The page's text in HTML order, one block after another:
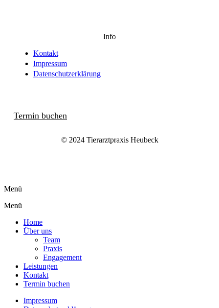
Info
Kontakt
Impressum
Datenschutzerklärung
Termin buchen
© 2024 Tierarztpraxis Heubeck
Menü
Menü
Home
Über uns
Team
Praxis
Engagement
Leistungen
Kontakt
Termin buchen
Impressum